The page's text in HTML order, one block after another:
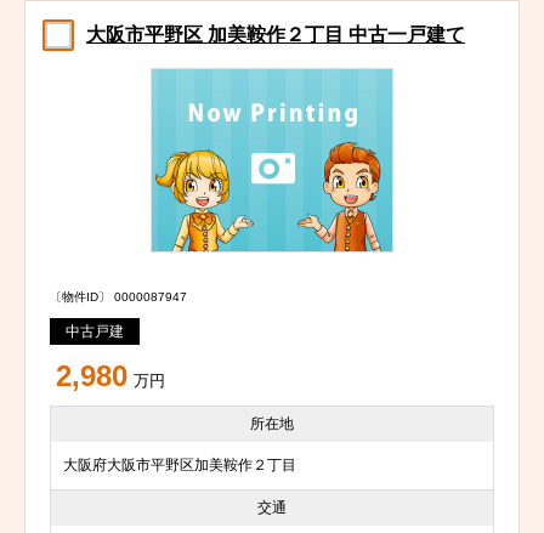
大阪市平野区 加美鞍作２丁目 中古一戸建て
〔物件ID〕 0000087947
中古戸建
2,980 万円
所在地
大阪府大阪市平野区加美鞍作２丁目
交通